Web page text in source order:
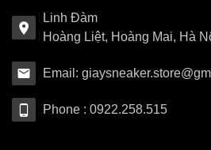
Linh Đàm
Hoàng Liệt, Hoàng Mai, Hà
Email:
Phone : 0922.258.515